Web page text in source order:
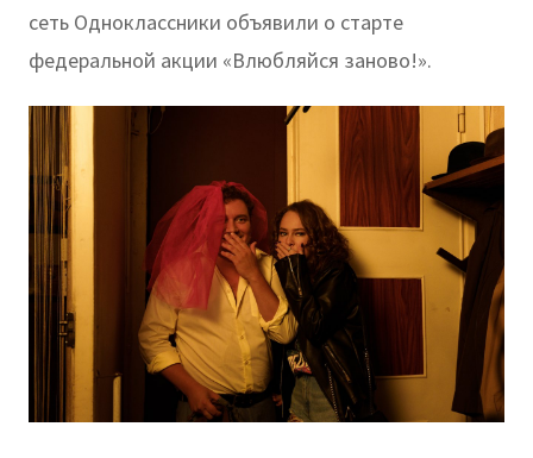
сеть Одноклассники объявили о старте
федеральной акции «Влюбляйся заново!».